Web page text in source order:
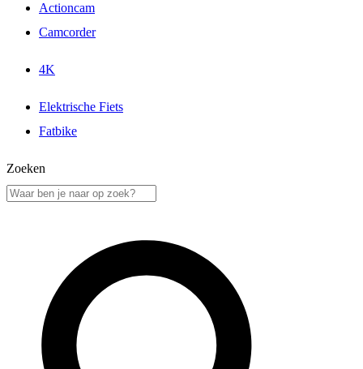
Actioncam
Camcorder
4K
Elektrische Fiets
Fatbike
Zoeken